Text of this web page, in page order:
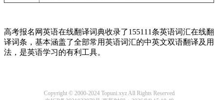
高考报名网英语在线翻译词典收录了155111条英语词汇在线翻
译词条，基本涵盖了全部常用英语词汇的中英文双语翻译及用
法，是英语学习的有利工具。
Copyright © 2000-2024 Topuni.xyz All Rights Reserved